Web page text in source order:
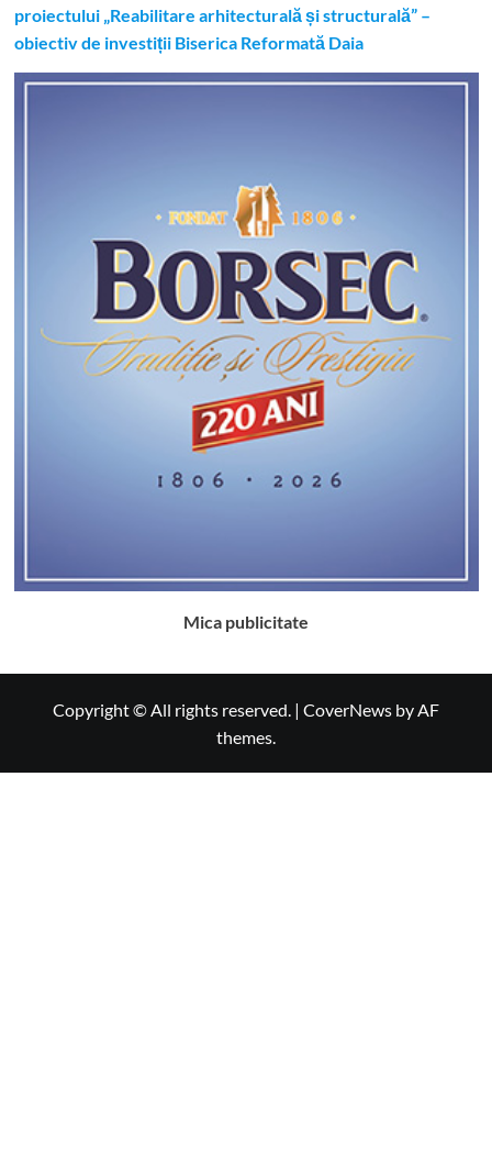
proiectului „Reabilitare arhitecturală și structurală” –
obiectiv de investiții Biserica Reformată Daia
Mica publicitate
Copyright © All rights reserved. | CoverNews by AF
themes.